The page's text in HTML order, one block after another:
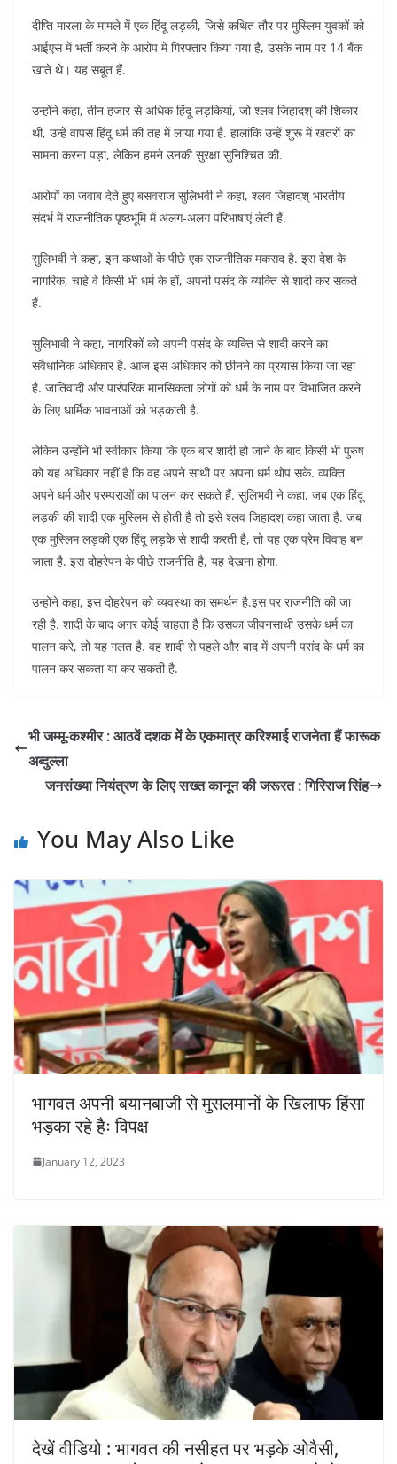
दीप्ति मारला के मामले में एक हिंदू लड़की, जिसे कथित तौर पर मुस्लिम युवकों को
आईएस में भर्ती करने के आरोप में गिरफ्तार किया गया है, उसके नाम पर 14 बैंक
खाते थे। यह सबूत हैं.
उन्होंने कहा, तीन हजार से अधिक हिंदू लड़कियां, जो श्लव जिहादश् की शिकार
थीं, उन्हें वापस हिंदू धर्म की तह में लाया गया है. हालांकि उन्हें शुरू में खतरों का
सामना करना पड़ा, लेकिन हमने उनकी सुरक्षा सुनिश्चित की.
आरोपों का जवाब देते हुए बसवराज सुलिभवी ने कहा, श्लव जिहादश् भारतीय
संदर्भ में राजनीतिक पृष्ठभूमि में अलग-अलग परिभाषाएं लेती हैं.
सुलिभवी ने कहा, इन कथाओं के पीछे एक राजनीतिक मकसद है. इस देश के
नागरिक, चाहे वे किसी भी धर्म के हों, अपनी पसंद के व्यक्ति से शादी कर सकते
हैं.
सुलिभावी ने कहा, नागरिकों को अपनी पसंद के व्यक्ति से शादी करने का
संवैधानिक अधिकार है. आज इस अधिकार को छीनने का प्रयास किया जा रहा
है. जातिवादी और पारंपरिक मानसिकता लोगों को धर्म के नाम पर विभाजित करने
के लिए धार्मिक भावनाओं को भड़काती है.
लेकिन उन्होंने भी स्वीकार किया कि एक बार शादी हो जाने के बाद किसी भी पुरुष
को यह अधिकार नहीं है कि वह अपने साथी पर अपना धर्म थोप सके. व्यक्ति
अपने धर्म और परम्पराओं का पालन कर सकते हैं. सुलिभवी ने कहा, जब एक हिंदू
लड़की की शादी एक मुस्लिम से होती है तो इसे श्लव जिहादश् कहा जाता है. जब
एक मुस्लिम लड़की एक हिंदू लड़के से शादी करती है, तो यह एक प्रेम विवाह बन
जाता है. इस दोहरेपन के पीछे राजनीति है, यह देखना होगा.
उन्होंने कहा, इस दोहरेपन को व्यवस्था का समर्थन है.इस पर राजनीति की जा
रही है. शादी के बाद अगर कोई चाहता है कि उसका जीवनसाथी उसके धर्म का
पालन करे, तो यह गलत है. वह शादी से पहले और बाद में अपनी पसंद के धर्म का
पालन कर सकता या कर सकती है.
भी जम्मू-कश्मीर : आठवें दशक में के एकमात्र करिश्माई राजनेता हैं फारूक
अब्दुल्ला
जनसंख्या नियंत्रण के लिए सख्त कानून की जरूरत : गिरिराज सिंह
You May Also Like
भागवत अपनी बयानबाजी से मुसलमानों के खिलाफ हिंसा
भड़का रहे हैः विपक्ष
January 12, 2023
देखें वीडियो : भागवत की नसीहत पर भड़के ओवैसी,